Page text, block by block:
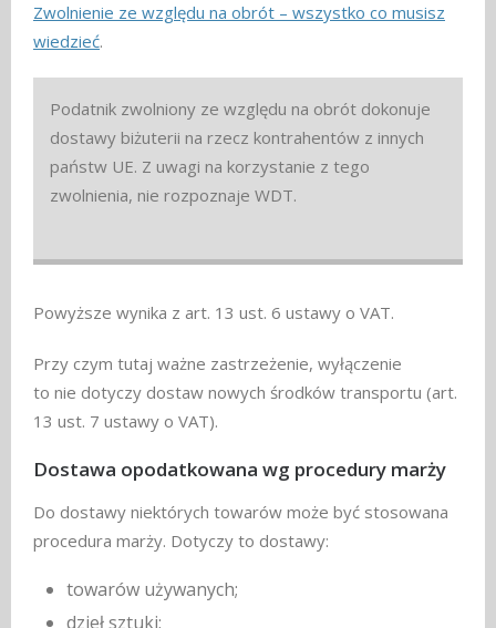
Zwolnienie ze względu na obrót – wszystko co musisz
wiedzieć.
Podatnik zwolniony ze względu na obrót dokonuje
dostawy biżuterii na rzecz kontrahentów z innych
państw UE. Z uwagi na korzystanie z tego
zwolnienia, nie rozpoznaje WDT.
Powyższe wynika z art. 13 ust. 6 ustawy o VAT.
Przy czym tutaj ważne zastrzeżenie, wyłączenie
to nie dotyczy dostaw nowych środków transportu (art.
13 ust. 7 ustawy o VAT).
Dostawa opodatkowana wg procedury marży
Do dostawy niektórych towarów może być stosowana
procedura marży. Dotyczy to dostawy:
towarów używanych;
dzieł sztuki;